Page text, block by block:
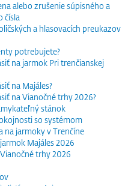
alebo zrušenie súpisného a
čísla
a hlasovacích preukazov
potrebujete?
na jarmok Pri trenčianskej
na Majáles?
na Vianočné trhy 2026?
stánok
so systémom
na jarmoky v Trenčíne
Majáles 2026
trhy 2026